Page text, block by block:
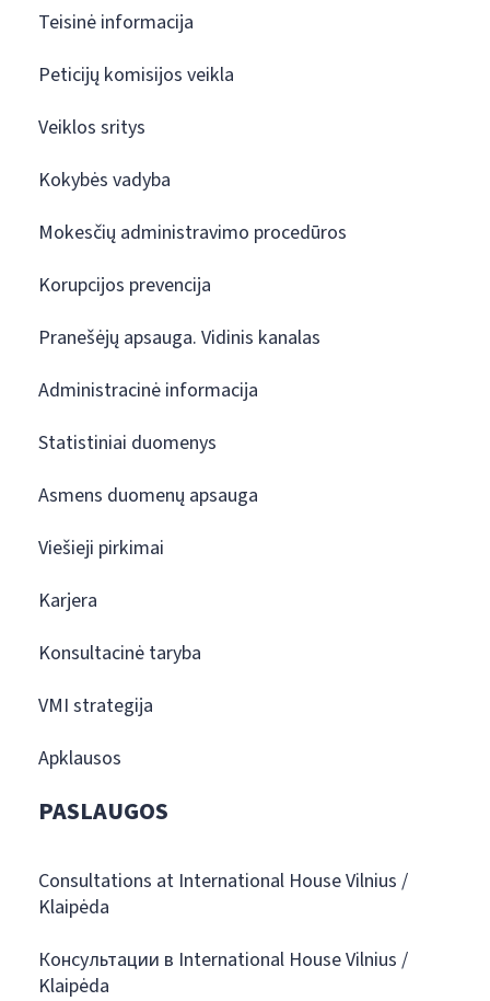
Teisinė informacija
Peticijų komisijos veikla
Veiklos sritys
Kokybės vadyba
Mokesčių administravimo procedūros
Korupcijos prevencija
Pranešėjų apsauga. Vidinis kanalas
Administracinė informacija
Statistiniai duomenys
Asmens duomenų apsauga
Viešieji pirkimai
Karjera
Konsultacinė taryba
VMI strategija
Apklausos
PASLAUGOS
Consultations at International House Vilnius /
Klaipėda
Консультации в International House Vilnius /
Klaipėda